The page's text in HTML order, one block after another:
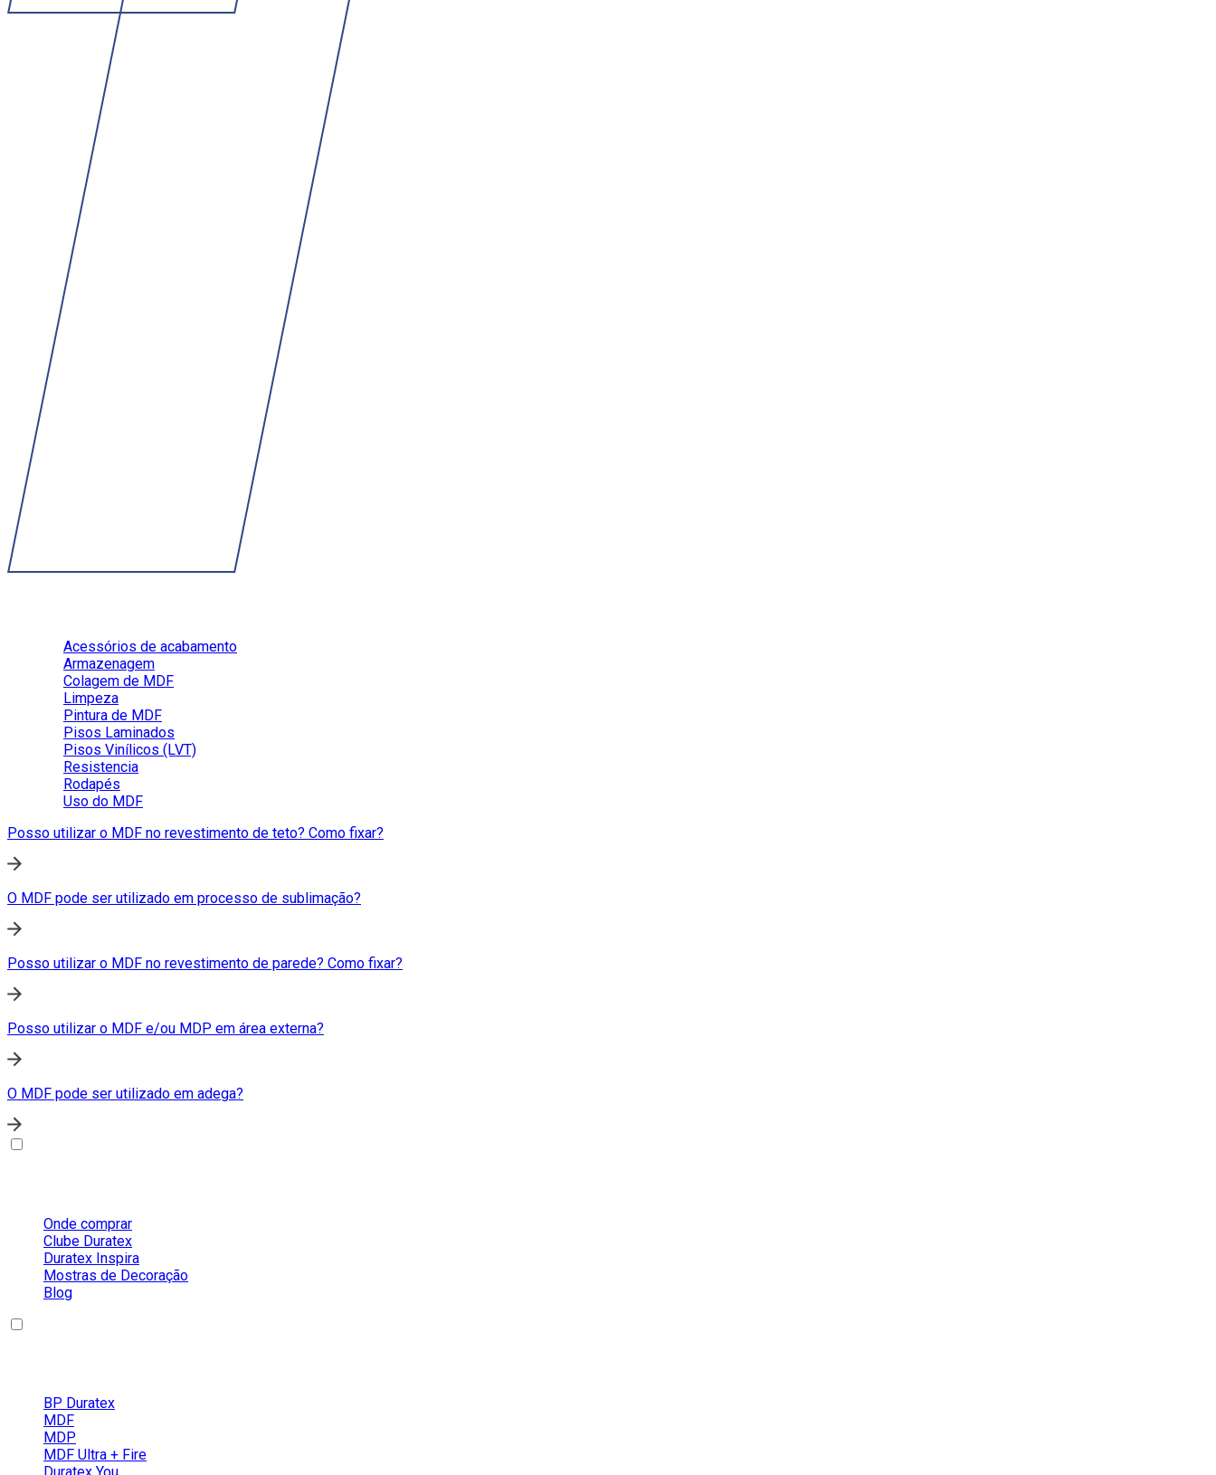
Acessórios de acabamento
Armazenagem
Colagem de MDF
Limpeza
Pintura de MDF
Pisos Laminados
Pisos Vinílicos (LVT)
Resistencia
Rodapés
Uso do MDF
Posso utilizar o MDF no revestimento de teto? Como fixar?
O MDF pode ser utilizado em processo de sublimação?
Posso utilizar o MDF no revestimento de parede? Como fixar?
Posso utilizar o MDF e/ou MDP em área externa?
O MDF pode ser utilizado em adega?
Onde comprar
Clube Duratex
Duratex Inspira
Mostras de Decoração
Blog
BP Duratex
MDF
MDP
MDF Ultra + Fire